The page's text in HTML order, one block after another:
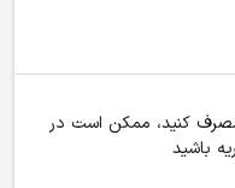
کنید، ممکن است در
باشید